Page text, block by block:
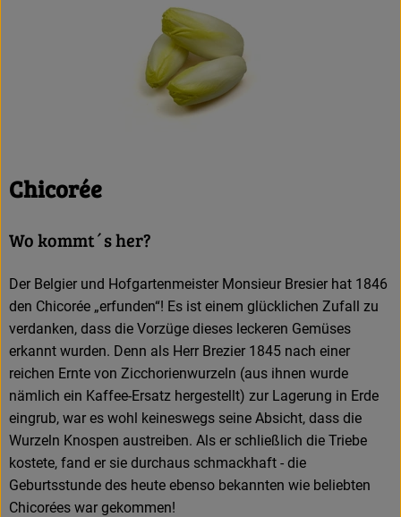
Chicorée
Wo kommt´s her?
Der Belgier und Hofgartenmeister Monsieur Bresier hat 1846
den Chicorée „erfunden“! Es ist einem glücklichen Zufall zu
verdanken, dass die Vorzüge dieses leckeren Gemüses
erkannt wurden. Denn als Herr Brezier 1845 nach einer
reichen Ernte von Zicchorienwurzeln (aus ihnen wurde
nämlich ein Kaffee-Ersatz hergestellt) zur Lagerung in Erde
eingrub, war es wohl keineswegs seine Absicht, dass die
Wurzeln Knospen austreiben. Als er schließlich die Triebe
kostete, fand er sie durchaus schmackhaft - die
Geburtsstunde des heute ebenso bekannten wie beliebten
Chicorées war gekommen!